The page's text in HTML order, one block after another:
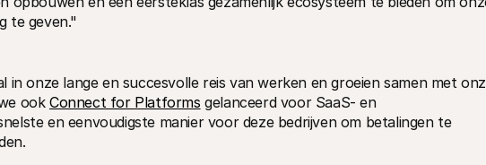
te geven."
in onze lange en succesvolle reis van werken en groeien samen met
ook Connect for Platforms gelanceerd voor SaaS- en
en eenvoudigste manier voor deze bedrijven om betalingen te